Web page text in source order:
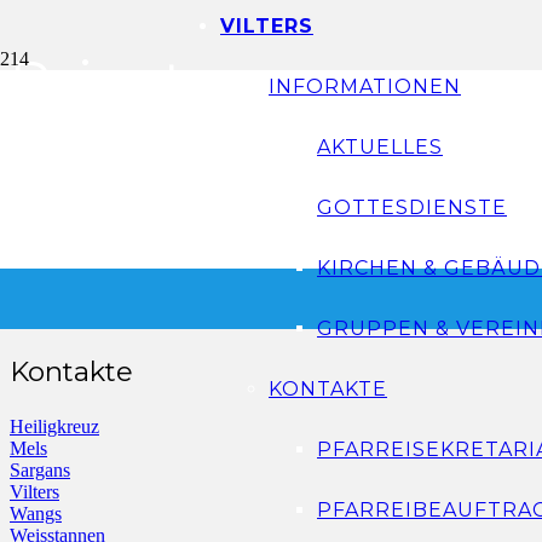
VILTERS
INFORMATIONEN
AKTUELLES
GOTTESDIENSTE
KIRCHEN &
GRUPPEN &
KONTAKTE
Priester
Kontakte
Heiligkreuz
Mels
Sargans
Vilters
Wangs
Weisstannen